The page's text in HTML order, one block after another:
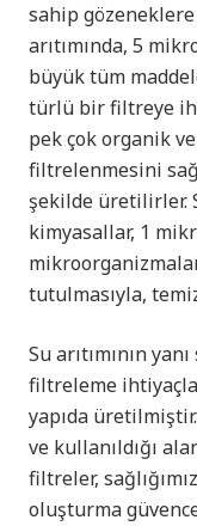
sahip
arıtımında, 5
büyük tüm
türlü bir filtreye
pek çok organik
filtrelenmesini
şekilde üretilirler.
kimyasallar, 1
tutulmasıyla,
Su arıtımının
filtreleme
yapıda
ve kullanıldığı
filtreler,
oluşturma